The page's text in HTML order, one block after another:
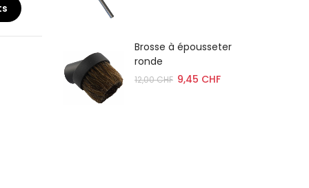
Brosse à épousseter
ronde
12,00 CHF 9,45 CHF